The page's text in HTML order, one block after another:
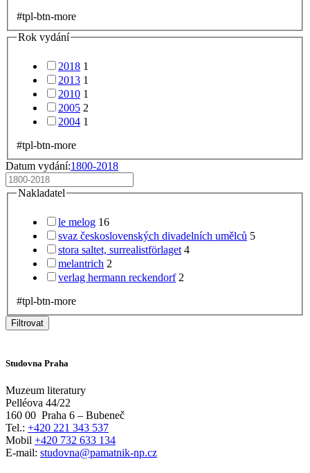
#tpl-btn-more
Rok vydání
2018 1
2013 1
2010 1
2005 2
2004 1
#tpl-btn-more
Datum vydání:1800-2018
Nakladatel
le melog 16
svaz československých divadelních umělců 5
stora saltet, surrealistförlaget 4
melantrich 2
verlag hermann reckendorf 2
#tpl-btn-more
Filtrovat
Studovna Praha
Muzeum literatury
Pelléova 44/22
160 00 Praha 6 – Bubeneč
Tel.: +420 221 343 537
Mobil +420 732 633 134
E-mail: studovna@pamatnik-np.cz